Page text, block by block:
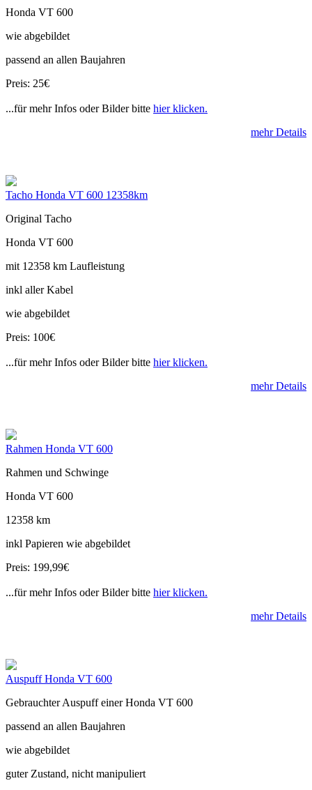
Honda VT 600
wie abgebildet
passend an allen Baujahren
Preis: 25€
...für mehr Infos oder Bilder bitte hier klicken.
mehr Details
Tacho Honda VT 600 12358km
Original Tacho
Honda VT 600
mit 12358 km Laufleistung
inkl aller Kabel
wie abgebildet
Preis: 100€
...für mehr Infos oder Bilder bitte hier klicken.
mehr Details
Rahmen Honda VT 600
Rahmen und Schwinge
Honda VT 600
12358 km
inkl Papieren wie abgebildet
Preis: 199,99€
...für mehr Infos oder Bilder bitte hier klicken.
mehr Details
Auspuff Honda VT 600
Gebrauchter Auspuff einer Honda VT 600
passend an allen Baujahren
wie abgebildet
guter Zustand, nicht manipuliert